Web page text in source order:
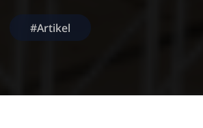
#Artikel